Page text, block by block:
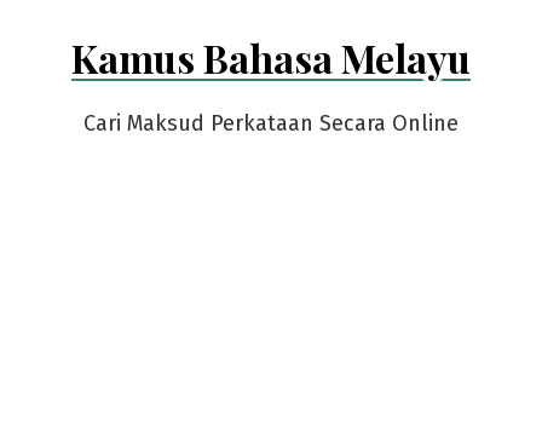
Kamus Bahasa Melayu
Cari Maksud Perkataan Secara Online